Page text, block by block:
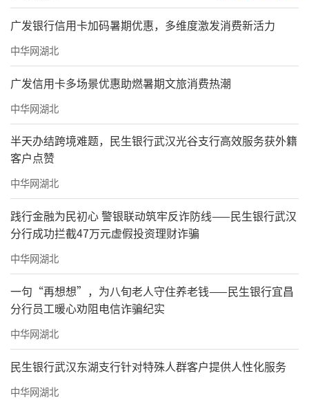
广发银行信用卡加码暑期优惠，多维度激发消费新活力
中华网湖北
广发信用卡多场景优惠助燃暑期文旅消费热潮
中华网湖北
半天办结跨境难题，民生银行武汉光谷支行高效服务获外籍
客户点赞
中华网湖北
践行金融为民初心 警银联动筑牢反诈防线——民生银行武汉
分行成功拦截47万元虚假投资理财诈骗
中华网湖北
一句“再想想”，为八旬老人守住养老钱——民生银行宜昌
分行员工暖心劝阻电信诈骗纪实
中华网湖北
民生银行武汉东湖支行针对特殊人群客户提供人性化服务
中华网湖北